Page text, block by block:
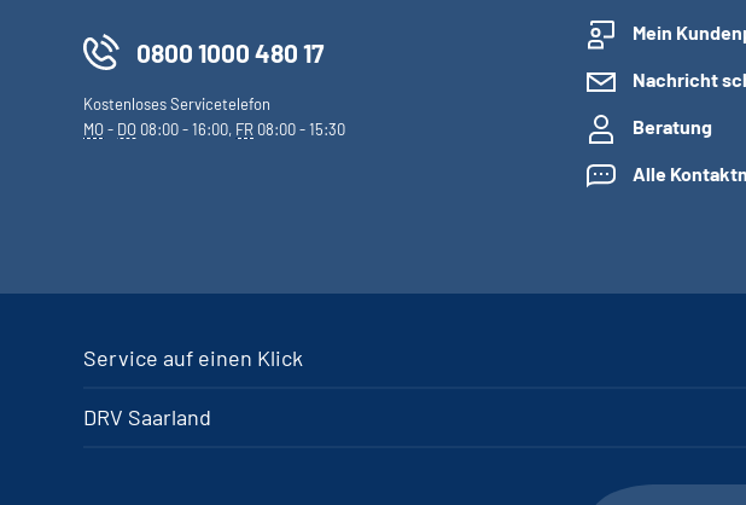
0800 1000 480 17
Kostenloses Servicetelefon
MO- DO 08:00 - 16:00, FR 08:00 - 15:30
Mein
Nachricht
Beratung
Alle
Service auf einen Klick
DRV Saarland